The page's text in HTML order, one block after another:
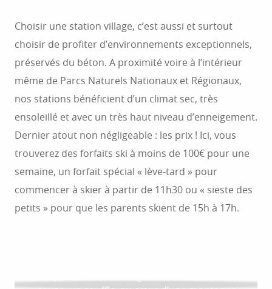
Choisir une station village, c’est aussi et surtout
choisir de profiter d’environnements exceptionnels,
préservés du béton. A proximité voire à l’intérieur
même de Parcs Naturels Nationaux et Régionaux,
nos stations bénéficient d’un climat sec, très
ensoleillé et avec un très haut niveau d’enneigement.
Dernier atout non négligeable : les prix ! Ici, vous
trouverez des forfaits ski à moins de 100€ pour une
semaine, un forfait spécial « lève-tard » pour
commencer à skier à partir de 11h30 ou « sieste des
petits » pour que les parents skient de 15h à 17h.
LA STATION DE LAYE : SKI ET ACTIVITÉS DE